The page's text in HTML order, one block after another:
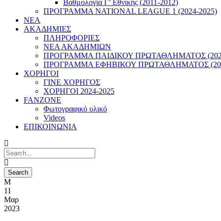
Βαθμολογία Γ’ Εθνικής (2011-2012)
ΠΡΟΓΡΑΜΜΑ NATIONAL LEAGUE 1 (2024-2025)
ΝΕΑ
ΑΚΑΔΗΜΙΕΣ
ΠΛΗΡΟΦΟΡΙΕΣ
ΝΕΑ ΑΚΑΔΗΜΙΩΝ
ΠΡΟΓΡΑΜΜΑ ΠΑΙΔΙΚΟΥ ΠΡΩΤΑΘΛΗΜΑΤΟΣ
ΠΡΟΓΡΑΜΜΑ ΕΦΗΒΙΚΟΥ ΠΡΩΤΑΘΛΗΜΑΤΟΣ
ΧΟΡΗΓΟΙ
ΓΙΝΕ ΧΟΡΗΓΟΣ
ΧΟΡΗΓΟΙ 2024-2025
FANZONE
Φωτογραφικό υλικό
Videos
ΕΠΙΚΟΙΝΩΝΙΑ
11
Μαρ
2023